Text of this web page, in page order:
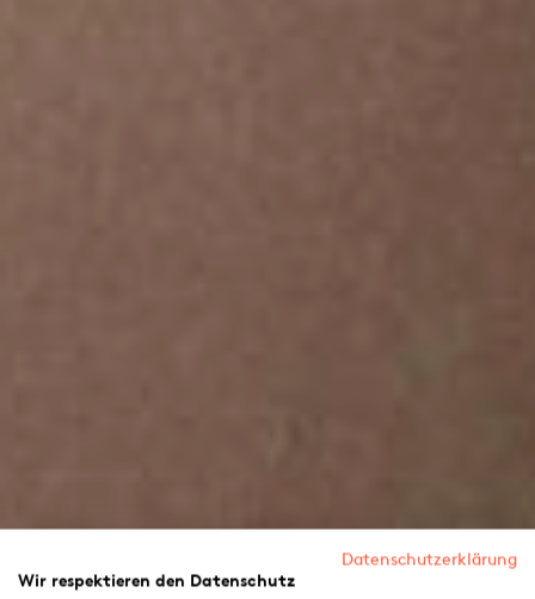
Datenschutzerklärung
Wir respektieren den Datenschutz